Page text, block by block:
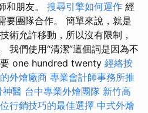
和朋友。 搜尋引擎如何運作 經
要團隊合作。 簡單來說，就是
術允許移動，所以沒有限制，
我們使用“清潔”這個詞是因為不
one hundred twenty 經絡按
外燴廠商 專業會計師事務所推
神醫 台中專業外燴團隊 新竹高
行銷技巧的最佳選擇 中式外燴